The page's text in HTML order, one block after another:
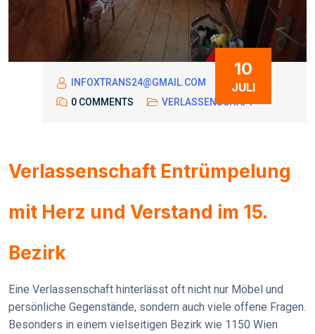
10
JULI
INFOXTRANS24@GMAIL.COM
0 COMMENTS
VERLASSENSCHAFT
Verlassenschaft Entrümpelung
mit Herz und Verstand im 15.
Bezirk
Eine Verlassenschaft hinterlässt oft nicht nur Möbel und
persönliche Gegenstände, sondern auch viele offene Fragen.
Besonders in einem vielseitigen Bezirk wie 1150 Wien